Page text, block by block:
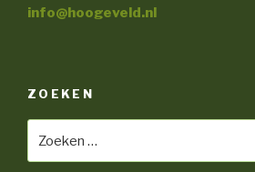
info@hoogeveld.nl
ZOEKEN